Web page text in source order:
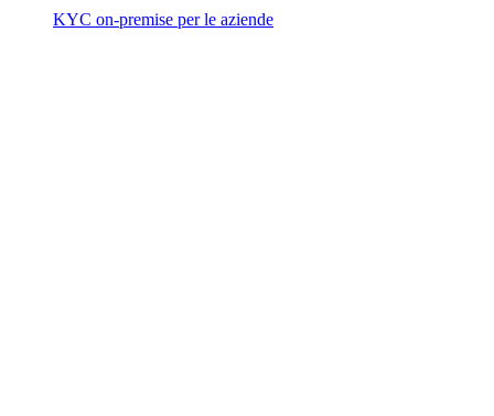
KYC on-premise per le aziende